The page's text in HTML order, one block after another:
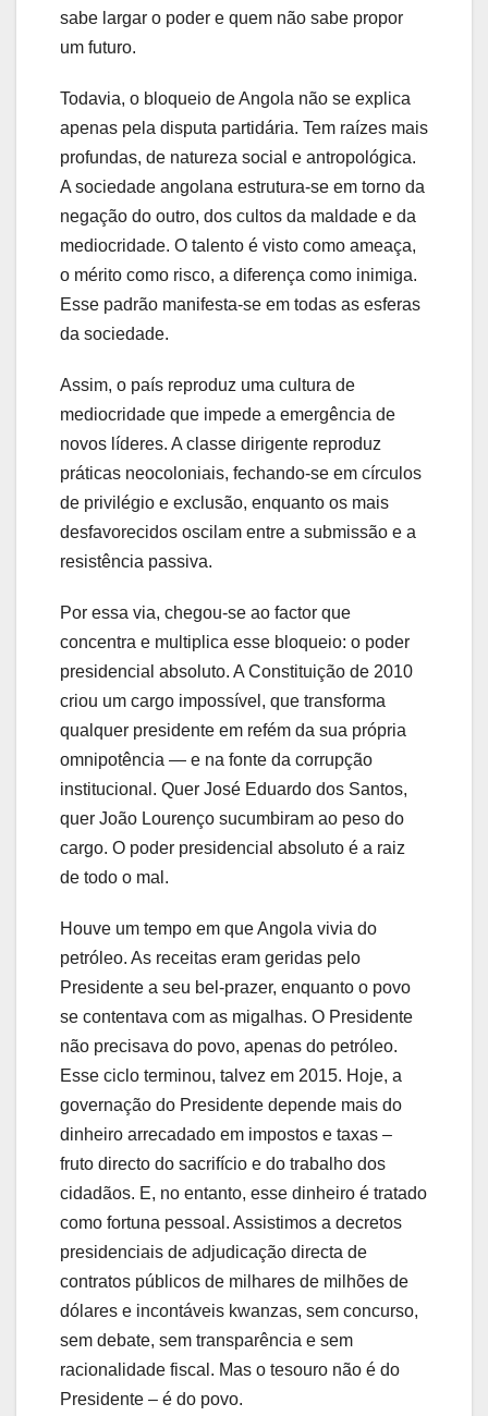
sabe largar o poder e quem não sabe propor
um futuro.
Todavia, o bloqueio de Angola não se explica
apenas pela disputa partidária. Tem raízes mais
profundas, de natureza social e antropológica.
A sociedade angolana estrutura-se em torno da
negação do outro, dos cultos da maldade e da
mediocridade. O talento é visto como ameaça,
o mérito como risco, a diferença como inimiga.
Esse padrão manifesta-se em todas as esferas
da sociedade.
Assim, o país reproduz uma cultura de
mediocridade que impede a emergência de
novos líderes. A classe dirigente reproduz
práticas neocoloniais, fechando-se em círculos
de privilégio e exclusão, enquanto os mais
desfavorecidos oscilam entre a submissão e a
resistência passiva.
Por essa via, chegou-se ao factor que
concentra e multiplica esse bloqueio: o poder
presidencial absoluto. A Constituição de 2010
criou um cargo impossível, que transforma
qualquer presidente em refém da sua própria
omnipotência — e na fonte da corrupção
institucional. Quer José Eduardo dos Santos,
quer João Lourenço sucumbiram ao peso do
cargo. O poder presidencial absoluto é a raiz
de todo o mal.
Houve um tempo em que Angola vivia do
petróleo. As receitas eram geridas pelo
Presidente a seu bel-prazer, enquanto o povo
se contentava com as migalhas. O Presidente
não precisava do povo, apenas do petróleo.
Esse ciclo terminou, talvez em 2015. Hoje, a
governação do Presidente depende mais do
dinheiro arrecadado em impostos e taxas –
fruto directo do sacrifício e do trabalho dos
cidadãos. E, no entanto, esse dinheiro é tratado
como fortuna pessoal. Assistimos a decretos
presidenciais de adjudicação directa de
contratos públicos de milhares de milhões de
dólares e incontáveis kwanzas, sem concurso,
sem debate, sem transparência e sem
racionalidade fiscal. Mas o tesouro não é do
Presidente – é do povo.